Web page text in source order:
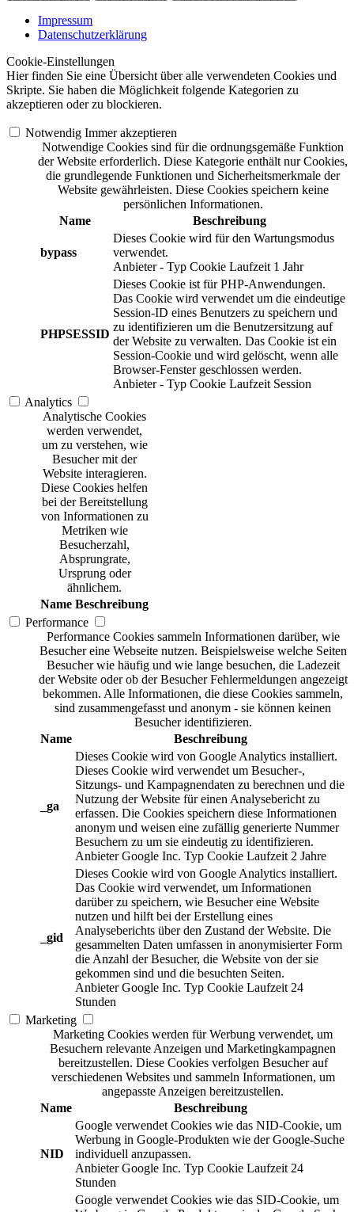
Impressum
Datenschutzerklärung
Cookie-Einstellungen
Hier finden Sie eine Übersicht über alle verwendeten Cookies und
Skripte. Sie haben die Möglichkeit folgende Kategorien zu
akzeptieren oder zu blockieren.
Notwendig Immer akzeptieren
Notwendige Cookies sind für die ordnungsgemäße Funktion
der Website erforderlich. Diese Kategorie enthält nur Cookies,
die grundlegende Funktionen und Sicherheitsmerkmale der
Website gewährleisten. Diese Cookies speichern keine
persönlichen Informationen.
Name
Beschreibung
bypass
Dieses Cookie wird für den Wartungsmodus
verwendet.
Anbieter - Typ Cookie Laufzeit 1 Jahr
PHPSESSID
Dieses Cookie ist für PHP-Anwendungen.
Das Cookie wird verwendet um die eindeutige
Session-ID eines Benutzers zu speichern und
zu identifizieren um die Benutzersitzung auf
der Website zu verwalten. Das Cookie ist ein
Session-Cookie und wird gelöscht, wenn alle
Browser-Fenster geschlossen werden.
Anbieter - Typ Cookie Laufzeit Session
Analytics
Analytische Cookies
werden verwendet,
um zu verstehen, wie
Besucher mit der
Website interagieren.
Diese Cookies helfen
bei der Bereitstellung
von Informationen zu
Metriken wie
Besucherzahl,
Absprungrate,
Ursprung oder
ähnlichem.
Name Beschreibung
Performance
Performance Cookies sammeln Informationen darüber, wie
Besucher eine Webseite nutzen. Beispielsweise welche Seiten
Besucher wie häufig und wie lange besuchen, die Ladezeit
der Website oder ob der Besucher Fehlermeldungen angezeigt
bekommen. Alle Informationen, die diese Cookies sammeln,
sind zusammengefasst und anonym - sie können keinen
Besucher identifizieren.
Name
Beschreibung
_ga
Dieses Cookie wird von Google Analytics installiert.
Dieses Cookie wird verwendet um Besucher-,
Sitzungs- und Kampagnendaten zu berechnen und die
Nutzung der Website für einen Analysebericht zu
erfassen. Die Cookies speichern diese Informationen
anonym und weisen eine zufällig generierte Nummer
Besuchern zu um sie eindeutig zu identifizieren.
Anbieter Google Inc. Typ Cookie Laufzeit 2 Jahre
_gid
Dieses Cookie wird von Google Analytics installiert.
Das Cookie wird verwendet, um Informationen
darüber zu speichern, wie Besucher eine Website
nutzen und hilft bei der Erstellung eines
Analyseberichts über den Zustand der Website. Die
gesammelten Daten umfassen in anonymisierter Form
die Anzahl der Besucher, die Website von der sie
gekommen sind und die besuchten Seiten.
Anbieter Google Inc. Typ Cookie Laufzeit 24
Stunden
Marketing
Marketing Cookies werden für Werbung verwendet, um
Besuchern relevante Anzeigen und Marketingkampagnen
bereitzustellen. Diese Cookies verfolgen Besucher auf
verschiedenen Websites und sammeln Informationen, um
angepasste Anzeigen bereitzustellen.
Name
Beschreibung
NID
Google verwendet Cookies wie das NID-Cookie, um
Werbung in Google-Produkten wie der Google-Suche
individuell anzupassen.
Anbieter Google Inc. Typ Cookie Laufzeit 24
Stunden
Google verwendet Cookies wie das SID-Cookie, um